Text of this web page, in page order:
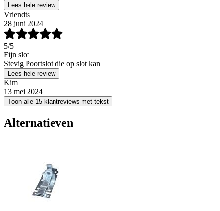
Lees hele review
Vriendts
28 juni 2024
5/5
Fijn slot
Stevig Poortslot die op slot kan
Lees hele review
Kim
13 mei 2024
Toon alle 15 klantreviews met tekst
Alternatieven